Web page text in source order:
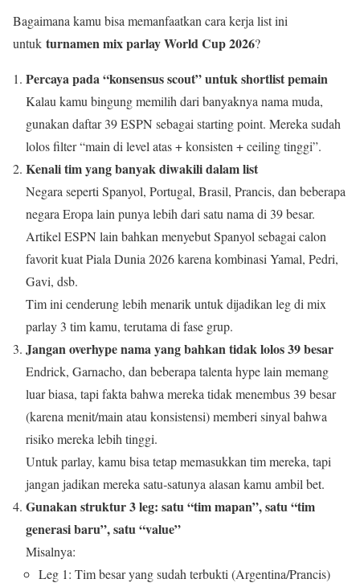
Bagaimana kamu bisa memanfaatkan cara kerja list ini
untuk turnamen mix parlay World Cup 2026?
Percaya pada “konsensus scout” untuk shortlist pemain
Kalau kamu bingung memilih dari banyaknya nama muda,
gunakan daftar 39 ESPN sebagai starting point. Mereka sudah
lolos filter “main di level atas + konsisten + ceiling tinggi”.
Kenali tim yang banyak diwakili dalam list
Negara seperti Spanyol, Portugal, Brasil, Prancis, dan beberapa
negara Eropa lain punya lebih dari satu nama di 39 besar.
Artikel ESPN lain bahkan menyebut Spanyol sebagai calon
favorit kuat Piala Dunia 2026 karena kombinasi Yamal, Pedri,
Gavi, dsb.
Tim ini cenderung lebih menarik untuk dijadikan leg di mix
parlay 3 tim kamu, terutama di fase grup.
Jangan overhype nama yang bahkan tidak lolos 39 besar
Endrick, Garnacho, dan beberapa talenta hype lain memang
luar biasa, tapi fakta bahwa mereka tidak menembus 39 besar
(karena menit/main atau konsistensi) memberi sinyal bahwa
risiko mereka lebih tinggi.
Untuk parlay, kamu bisa tetap memasukkan tim mereka, tapi
jangan jadikan mereka satu‑satunya alasan kamu ambil bet.
Gunakan struktur 3 leg: satu “tim mapan”, satu “tim
generasi baru”, satu “value”
Misalnya:
Leg 1: Tim besar yang sudah terbukti (Argentina/Prancis)